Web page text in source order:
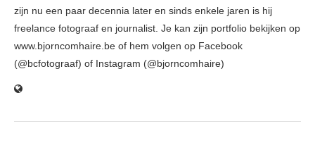
zijn nu een paar decennia later en sinds enkele jaren is hij
freelance fotograaf en journalist. Je kan zijn portfolio bekijken op
www.bjorncomhaire.be of hem volgen op Facebook
(@bcfotograaf) of Instagram (@bjorncomhaire)